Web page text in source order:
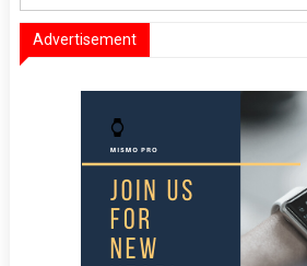
Advertisement